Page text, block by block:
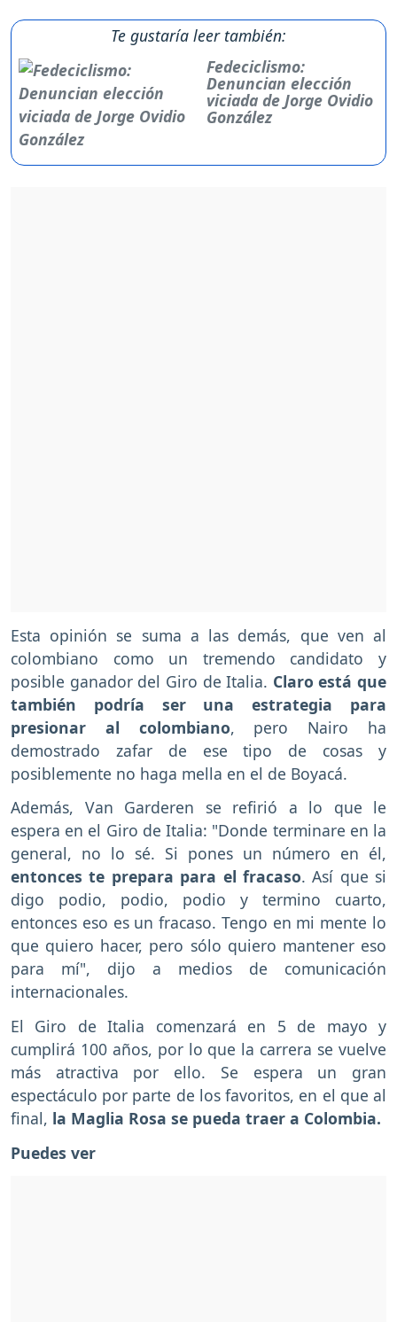
Te gustaría leer también:
Fedeciclismo:
Denuncian elección
viciada de Jorge Ovidio
González
Esta opinión se suma a las demás, que ven al
colombiano como un tremendo candidato y
posible ganador del Giro de Italia. Claro está que
también podría ser una estrategia para
presionar al colombiano, pero Nairo ha
demostrado zafar de ese tipo de cosas y
posiblemente no haga mella en el de Boyacá.
Además, Van Garderen se refirió a lo que le
espera en el Giro de Italia: "Donde terminare en la
general, no lo sé. Si pones un número en él,
entonces te prepara para el fracaso. Así que si
digo podio, podio, podio y termino cuarto,
entonces eso es un fracaso. Tengo en mi mente lo
que quiero hacer, pero sólo quiero mantener eso
para mí", dijo a medios de comunicación
internacionales.
El Giro de Italia comenzará en 5 de mayo y
cumplirá 100 años, por lo que la carrera se vuelve
más atractiva por ello. Se espera un gran
espectáculo por parte de los favoritos, en el que al
final, la Maglia Rosa se pueda traer a Colombia.
Puedes ver